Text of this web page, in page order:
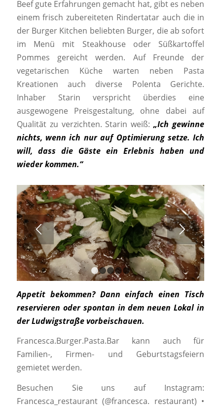
Beef gute Erfahrungen gemacht hat, gibt es neben
einem frisch zubereiteten Rindertatar auch die in
der Burger Kitchen beliebten Burger, die ab sofort
im Menü mit Steakhouse oder Süßkartoffel
Pommes gereicht werden. Auf Freunde der
vegetarischen Küche warten neben Pasta
Kreationen auch diverse Polenta Gerichte.
Inhaber Starin verspricht überdies eine
ausgewogene Preisgestaltung, ohne dabei auf
Qualität zu verzichten. Starin weiß:„Ich gewinne
nichts, wenn ich nur auf Optimierung setze. Ich
will, dass die Gäste ein Erlebnis haben und
wieder kommen.“
1 2 3 4 5
Appetit bekommen? Dann einfach einen Tisch
reservieren oder spontan in dem neuen Lokal in
der Ludwigstraße vorbeischauen.
Francesca.Burger.Pasta.Bar kann auch für
Familien-, Firmen- und Geburtstagsfeiern
gemietet werden.
Besuchen Sie uns auf Instagram:
Francesca_restaurant (@francesca. restaurant) •